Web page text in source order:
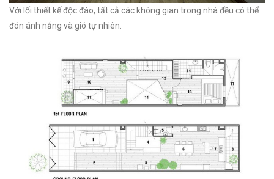
Với lối thiết kế độc đáo, tất cả các không gian trong nhà đều có thể
đón ánh nắng và gió tự nhiên.